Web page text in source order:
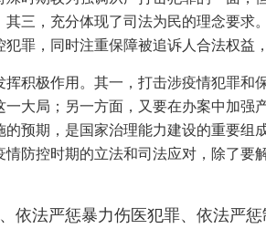
三，充分体现了司法为民的理念要求
罪，同时注重保障被追诉人合法权益
积极作用。其一，打击涉疫情犯罪和
大局；另一方面，又要在办案中加强
预期，是国家治理能力建设的重要组
防控时期的立法和司法应对，除了要
依法严惩暴力伤医犯罪、依法严